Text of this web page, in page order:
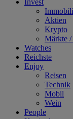
Aktien
Krypto
Märkte /
Watches
Reichste
Enjoy
Reisen
Technik
Mobil
Wein
People